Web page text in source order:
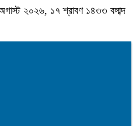
২০২৬, ১৭ শ্রাবণ ১৪৩৩ বঙ্গাব্দ